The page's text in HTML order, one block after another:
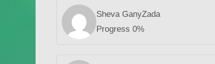
Sheva GanyZada
Progress 0%